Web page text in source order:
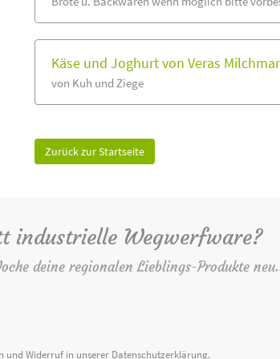
Käse und Joghurt von Veras
von Kuh und Ziege
Zurück zur Startseite
industrielle Wegwerfware?
deine regionalen Lieblings-Produkte
und Widerruf in unserer Datenschutzerklärung.